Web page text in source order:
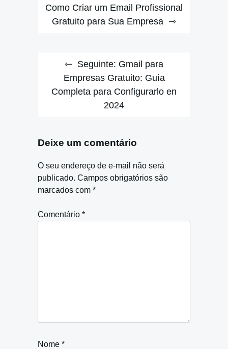
de
Post
Como Criar um Email Profissional
Gratuito para Sua Empresa
Seguinte: Gmail para
Empresas Gratuito: Guía
Completa para Configurarlo en
2024
Deixe um comentário
O seu endereço de e-mail não será
publicado. Campos obrigatórios são
marcados com *
Comentário *
Nome *